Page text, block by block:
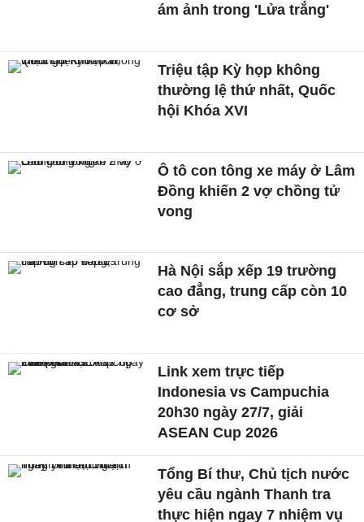
ám ảnh trong 'Lửa trắng'
Triệu tập Kỳ họp không
thường lệ thứ nhất, Quốc
hội Khóa XVI
Ô tô con tông xe máy ở Lâm
Đồng khiến 2 vợ chồng tử
vong
Hà Nội sắp xếp 19 trường
cao đẳng, trung cấp còn 10
cơ sở
Link xem trực tiếp
Indonesia vs Campuchia
20h30 ngày 27/7, giải
ASEAN Cup 2026
Tổng Bí thư, Chủ tịch nước
yêu cầu ngành Thanh tra
thực hiện ngay 7 nhiệm vụ